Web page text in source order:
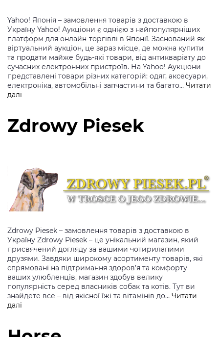
Yahoo! Японія – замовлення товарів з доставкою в
Україну Yahoo! Аукціони є однією з найпопулярніших
платформ для онлайн-торгівлі в Японії. Заснований як
віртуальний аукціон, це зараз місце, де можна купити
та продати майже будь-які товари, від антикваріату до
сучасних електронних пристроїв. На Yahoo! Аукціони
представлені товари різних категорій: одяг, аксесуари,
електроніка, автомобільні запчастини та багато… Читати
далі
Zdrowy Piesek
Zdrowy Piesek – замовлення товарів з доставкою в
Україну Zdrowy Piesek – це унікальний магазин, який
присвячений догляду за вашими чотирилапими
друзями. Завдяки широкому асортименту товарів, які
спрямовані на підтримання здоров’я та комфорту
ваших улюбленців, магазин здобув велику
популярність серед власників собак та котів. Тут ви
знайдете все – від якісної їжі та вітамінів до… Читати
далі